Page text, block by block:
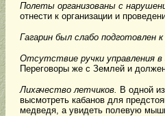
Полеты организованы с
отнести к организации и
Гагарин был слабо подготовлен
Отсутствие ручки управления в
Переговоры же с Землей и
Лихачество летчиков. В одной
высмотреть кабанов для
медведя, а увидеть полевую